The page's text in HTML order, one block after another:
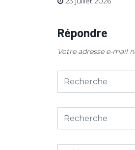
Répondre
Votre adresse e-mail